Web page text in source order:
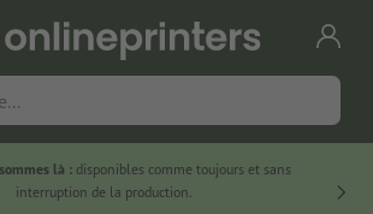
là :disponibles comme toujours et sans
interruption de la production.